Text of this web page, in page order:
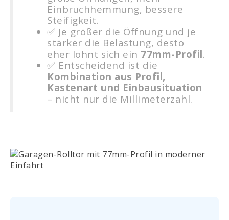
Einbruchhemmung, bessere
Steifigkeit.
✅ Je größer die Öffnung und je
stärker die Belastung, desto
eher lohnt sich ein 77mm-Profil.
✅ Entscheidend ist die
Kombination aus Profil,
Kastenart und Einbausituation
– nicht nur die Millimeterzahl.